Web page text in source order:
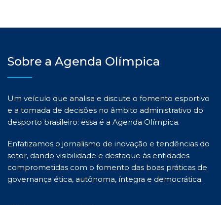
Sobre a Agenda Olímpica
Um veículo que analisa e discute o fomento esportivo
e a tomada de decisões no âmbito administrativo do
desporto brasileiro: essa é a Agenda Olímpica.
Enfatizamos o jornalismo de inovação e tendências do
setor, dando visibilidade e destaque às entidades
comprometidas com o fomento das boas práticas de
governança ética, autônoma, íntegra e democrática.